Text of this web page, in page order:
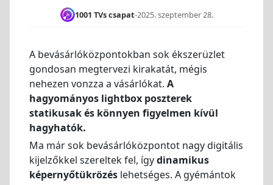
1001 TVs csapat-2025. szeptember 28.
A bevásárlóközpontokban sok ékszerüzlet
gondosan megtervezi kirakatát, mégis
nehezen vonzza a vásárlókat. A
hagyományos lightbox poszterek
statikusak és könnyen figyelmen kívül
hagyhatók.
Ma már sok bevásárlóközpontot nagy digitális
kijelzőkkel szereltek fel, ígydinamikus
képernyőtükrözés lehetséges. A gyémántok